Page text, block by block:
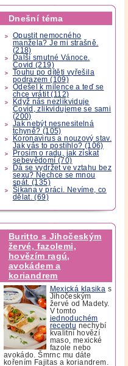
Dnešní téma
Opustit nemocného
manžela? Je mi strašně.
(218)
Další smutné Vánoce.
Covid (219)
Touhu po dítěti vyřešila
podrazem (109)
Odešel k milence a teď se
chce vrátit (112)
Když nás nezlikviduje
Covid, zlikvidujeme se sami
(200)
Jak nebýt nesnesitelná
tchyně? (105)
Koronavirus a nouzový stav.
Jak vás to postihlo? (106)
Prosím o radu, jak získat
sebevědomí (70)
Dá se vydržet ve vztahu bez
sexu? Nechce se mnou
spát. (135)
Šikana v práci. Nevíme, co
dělat. (69)
Buritto s Jihočeským
žervé, fazolemi,
hovězím ragú,
avokádem a
koriandrem
Mexická klasika s
Jihočeským
žervé od Madety.
V tomto
jednoduchém
receptu nechybí
kvalitní hovězí
maso, mexické
fazole nebo
avokádo. Šmrnc mu dáte
kořením Fajitas a koriandrem.